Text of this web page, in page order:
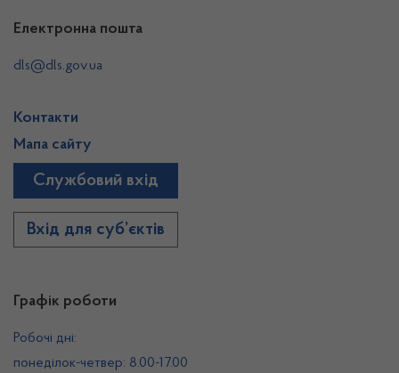
Графік роботи
Робочі дні:
понеділок-четвер: 8.00-17.00
Електронна пошта
dls@dls.gov.ua
Контакти
Мапа сайту
Службовий вхід
Вхід для суб’єктів